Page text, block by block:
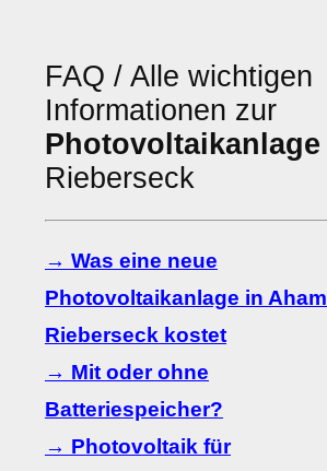
FAQ / Alle wichtigen
Informationen zur
Photovoltaikanlage
Rieberseck
→ Was eine neue
Photovoltaikanlage in Aham
Rieberseck kostet
→ Mit oder ohne
Batteriespeicher?
→ Photovoltaik für